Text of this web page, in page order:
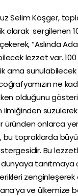
Selim Köşger,
olarak sergilenen
“Aslında
lezzet var.
ama
ne
olduğunu
ilmiğinden
üründen onlarca
bu topraklarda
Bu
tanıtmaya
ve ülkemize